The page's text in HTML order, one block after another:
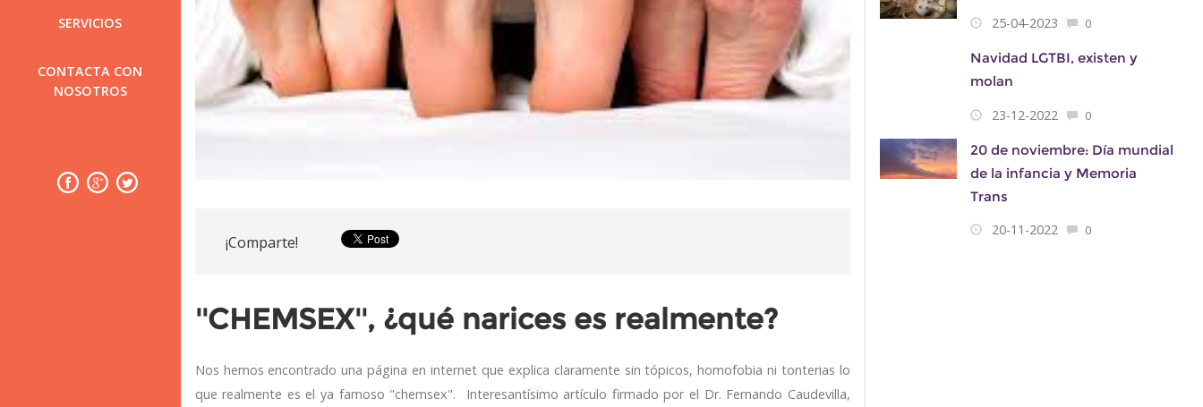
SERVICIOS
CONTACTA CON
NOSOTROS
¡Comparte!
''CHEMSEX'', ¿qué narices es realmente?
Nos hemos encontrado una página en internet que explica claramente sin tópicos, homofobia ni tonterias lo
que realmente es el ya famoso "chemsex". Interesantísimo artículo firmado por el Dr. Fernando Caudevilla,
25-04-2023
0
Navidad LGTBI, existen y
molan
23-12-2022
0
20 de noviembre: Día mundial
de la infancia y Memoria
Trans
20-11-2022
0